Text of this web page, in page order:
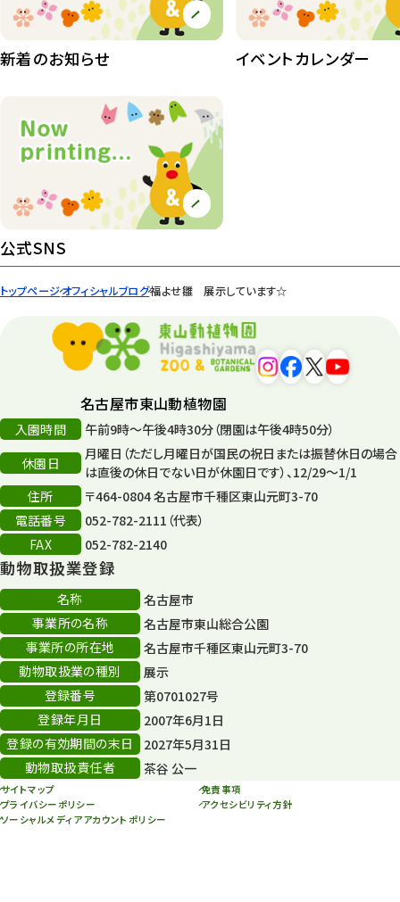
トップページオフィシャルブログ福よせ雛 展示しています☆
植物たち 407
植物園長の庭
桜情報
紅葉情報
ズーボ
イベント
平和公園
森のとこやさん
再生
再生フォーラム
80周年
その他
その他イベント
スカイタワー
年末年始のイベント
秋まつり
新着のお知らせ イベントカレンダー
公式SNS
名古屋市東山動植物園
入園時間
午前9時～午後4時30分（閉園は午後4時50分）
休園日
月曜日（ただし月曜日が国民の祝日または振替休日の場合
は直後の休日でない日が休園日です）、12/29～1/1
住所
〒464-0804 名古屋市千種区東山元町3-70
電話番号
052-782-2111（代表）
FAX
052-782-2140
動物取扱業登録
名称
名古屋市
事業所の名称
名古屋市東山総合公園
事業所の所在地
名古屋市千種区東山元町3-70
動物取扱業の種別
展示
登録番号
第0701027号
登録年月日
2007年6月1日
登録の有効期間の末日
2027年5月31日
動物取扱責任者
茶谷 公一
サイトマップ
免責事項
プライバシーポリシー
アクセシビリティ方針
ソーシャルメディアアカウントポリシー